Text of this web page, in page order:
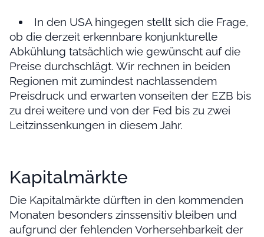
In den USA hingegen stellt sich die Frage,
ob die derzeit erkennbare konjunkturelle
Abkühlung tatsächlich wie gewünscht auf die
Preise durchschlägt. Wir rechnen in beiden
Regionen mit zumindest nachlassendem
Preisdruck und erwarten vonseiten der EZB bis
zu drei weitere und von der Fed bis zu zwei
Leitzinssenkungen in diesem Jahr.
Kapitalmärkte
Die Kapitalmärkte dürften in den kommenden
Monaten besonders zinssensitiv bleiben und
aufgrund der fehlenden Vorhersehbarkeit der